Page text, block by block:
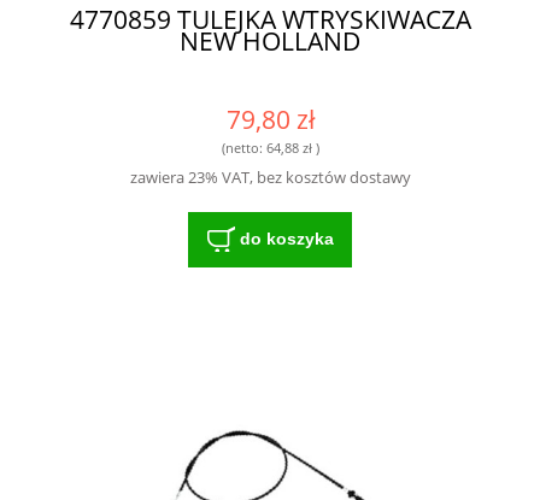
4770859 TULEJKA WTRYSKIWACZA
NEW HOLLAND
79,80 zł
(netto: 64,88 zł)
zawiera 23% VAT, bez kosztów dostawy
do koszyka